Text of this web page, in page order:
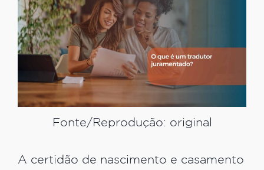
Fonte/Reprodução: original
A certidão de nascimento e casamento